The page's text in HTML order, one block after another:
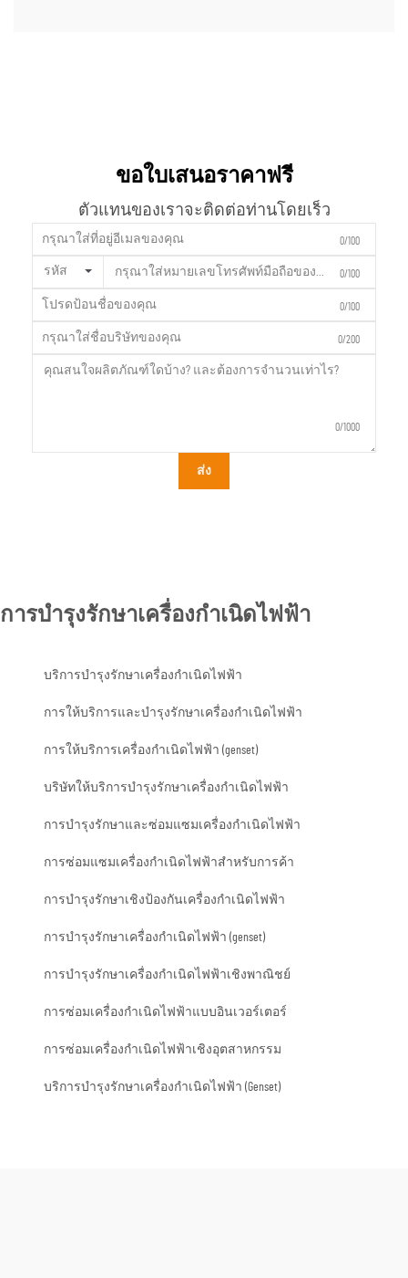
ขอใบเสนอราคาฟรี
ตัวแทนของเราจะติดต่อท่านโดยเร็ว
0/100
รหัส 0/100
0/100
0/200
0/1000
ส่ง
การบำรุงรักษาเครื่องกำเนิดไฟฟ้า
บริการบำรุงรักษาเครื่องกำเนิดไฟฟ้า
การให้บริการและบำรุงรักษาเครื่องกำเนิดไฟฟ้า
การให้บริการเครื่องกำเนิดไฟฟ้า (genset)
บริษัทให้บริการบำรุงรักษาเครื่องกำเนิดไฟฟ้า
การบำรุงรักษาและซ่อมแซมเครื่องกำเนิดไฟฟ้า
การซ่อมแซมเครื่องกำเนิดไฟฟ้าสำหรับการค้า
การบำรุงรักษาเชิงป้องกันเครื่องกำเนิดไฟฟ้า
การบำรุงรักษาเครื่องกำเนิดไฟฟ้า (genset)
การบำรุงรักษาเครื่องกำเนิดไฟฟ้าเชิงพาณิชย์
การซ่อมเครื่องกำเนิดไฟฟ้าแบบอินเวอร์เตอร์
การซ่อมเครื่องกำเนิดไฟฟ้าเชิงอุตสาหกรรม
บริการบำรุงรักษาเครื่องกำเนิดไฟฟ้า (Genset)